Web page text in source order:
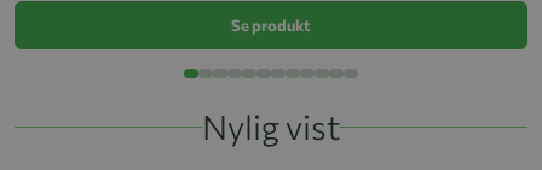
Se produkt
Nylig vist